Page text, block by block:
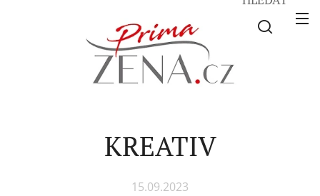
KREATIV
15.09.2023